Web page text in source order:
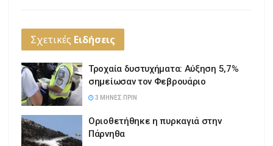
Σχετικές Ειδήσεις
Τροχαία δυστυχήματα: Αύξηση 5,7%
σημείωσαν τον Φεβρουάριο
3 ΜΉΝΕΣ ΠΡΙΝ
Οριοθετήθηκε η πυρκαγιά στην
Πάρνηθα